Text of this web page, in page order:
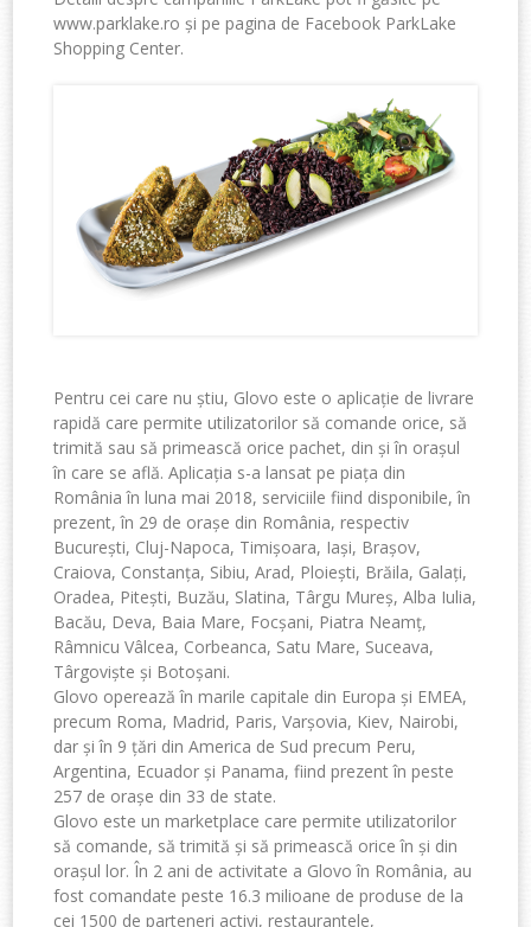
www.parklake.ro și pe pagina de Facebook ParkLake
Shopping Center.
Pentru cei care nu știu, Glovo este o aplicație de livrare
rapidă care permite utilizatorilor să comande orice, să
trimită sau să primească orice pachet, din și în orașul
în care se află. Aplicația s-a lansat pe piața din
România în luna mai 2018, serviciile fiind disponibile, în
prezent, în 29 de orașe din România, respectiv
București, Cluj-Napoca, Timișoara, Iași, Brașov,
Craiova, Constanța, Sibiu, Arad, Ploiești, Brăila, Galați,
Oradea, Pitești, Buzău, Slatina, Târgu Mureș, Alba Iulia,
Bacău, Deva, Baia Mare, Focșani, Piatra Neamț,
Râmnicu Vâlcea, Corbeanca, Satu Mare, Suceava,
Târgoviște și Botoșani.
Glovo operează în marile capitale din Europa și EMEA,
precum Roma, Madrid, Paris, Varșovia, Kiev, Nairobi,
dar și în 9 țări din America de Sud precum Peru,
Argentina, Ecuador și Panama, fiind prezent în peste
257 de orașe din 33 de state.
Glovo este un marketplace care permite utilizatorilor
să comande, să trimită și să primească orice în și din
orașul lor. În 2 ani de activitate a Glovo în România, au
fost comandate peste 16.3 milioane de produse de la
cei 1500 de parteneri activi, restaurantele,